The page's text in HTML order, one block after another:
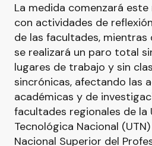
La medida comenzará
con actividades de
de las facultades, mientras
se realizará un paro total
lugares de trabajo y sin
sincrónicas, afectando las
académicas y de
facultades regionales de la
Tecnológica Nacional
Nacional Superior del